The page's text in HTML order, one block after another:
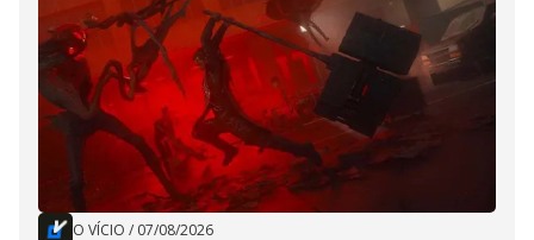
O VÍCIO / 07/08/2026